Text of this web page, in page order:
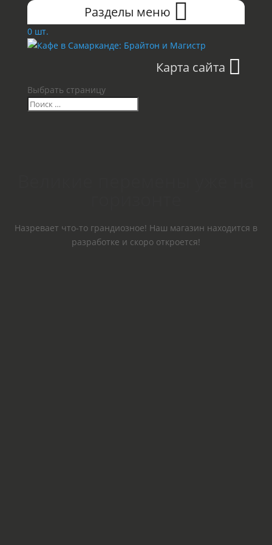
Разделы меню
0 шт.
Карта сайта
Выбрать страницу
Назревает что-то грандиозное! Наш магазин находится в
разработке и скоро откроется!